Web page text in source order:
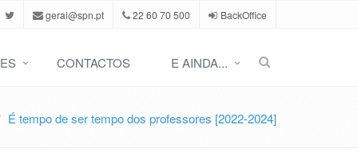
geral@spn.pt 22 60 70 500 BackOffice
CONTACTOS E AINDA...
É tempo de ser tempo dos professores [2022-2024]